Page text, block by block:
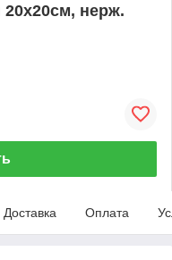
нерж.
Доставка Оплата